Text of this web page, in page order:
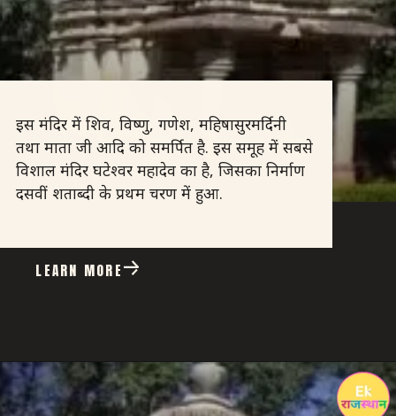
इस मंदिर में शिव, विष्णु, गणेश, महिषासुरमर्दिनी
तथा माता जी आदि को समर्पित है. इस समूह में सबसे
विशाल मंदिर घटेश्वर महादेव का है, जिसका निर्माण
दसवीं शताब्दी के प्रथम चरण में हुआ.
LEARN MORE